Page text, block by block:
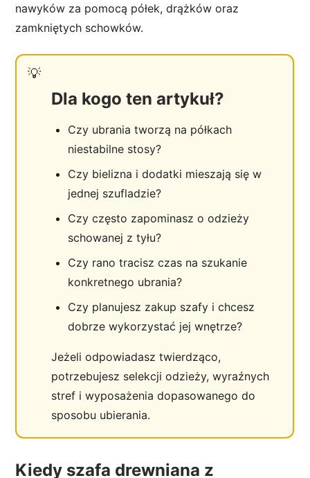
nawyków za pomocą półek, drążków oraz
zamkniętych schowków.
Dla kogo ten artykuł?
Czy ubrania tworzą na półkach
niestabilne stosy?
Czy bielizna i dodatki mieszają się w
jednej szufladzie?
Czy często zapominasz o odzieży
schowanej z tyłu?
Czy rano tracisz czas na szukanie
konkretnego ubrania?
Czy planujesz zakup szafy i chcesz
dobrze wykorzystać jej wnętrze?
Jeżeli odpowiadasz twierdząco,
potrzebujesz selekcji odzieży, wyraźnych
stref i wyposażenia dopasowanego do
sposobu ubierania.
Kiedy szafa drewniana z